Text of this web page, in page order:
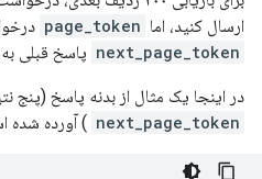
ارسال کنید، اما page_token
next_page_token پاسخ قبلی
در اینجا یک مثال از بدنه پاسخ (پنج
next_page_token ) آورده شده